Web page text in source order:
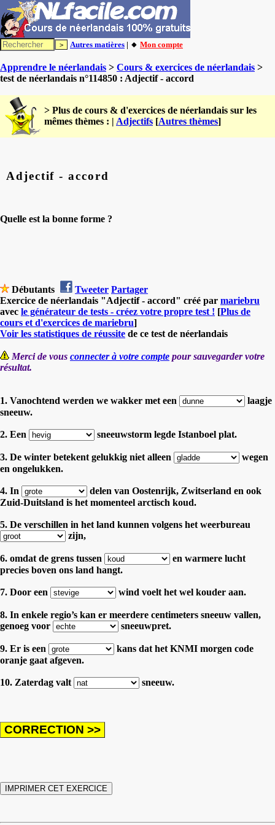
Autres matières | 🔸 Mon compte
Apprendre le néerlandais > Cours & exercices de néerlandais >
test de néerlandais n°114850 : Adjectif - accord
> Plus de cours & d'exercices de néerlandais sur les
mêmes thèmes : | Adjectifs [Autres thèmes]
Adjectif - accord
Quelle est la bonne forme ?
Débutants Tweeter Partager
Exercice de néerlandais "Adjectif - accord" créé par mariebru
avec le générateur de tests - créez votre propre test ! [Plus de
cours et d'exercices de mariebru]
Voir les statistiques de réussite de ce test de néerlandais
Merci de vous connecter à votre compte pour sauvegarder votre
résultat.
1. Vanochtend werden we wakker met een
laagje
sneeuw.
2. Een sneeuwstorm legde Istanboel plat.
3. De winter betekent gelukkig niet alleen
wegen
en ongelukken.
4. In
delen van Oostenrijk, Zwitserland en ook
Zuid-Duitsland is het momenteel arctisch koud.
5. De verschillen in het land kunnen volgens het weerbureau
zijn,
6. omdat de grens tussen
en warmere lucht
precies boven ons land hangt.
7. Door een wind voelt het wel kouder aan.
8. In enkele regio’s kan er meerdere centimeters sneeuw vallen,
genoeg voor
sneeuwpret.
9. Er is een
kans dat het KNMI morgen code
oranje gaat afgeven.
10. Zaterdag valt sneeuw.